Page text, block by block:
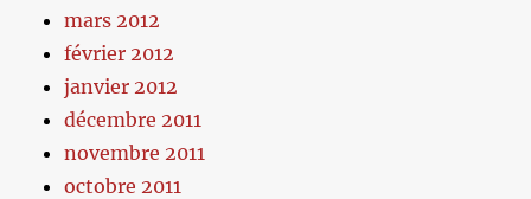
mars 2012
février 2012
janvier 2012
décembre 2011
novembre 2011
octobre 2011